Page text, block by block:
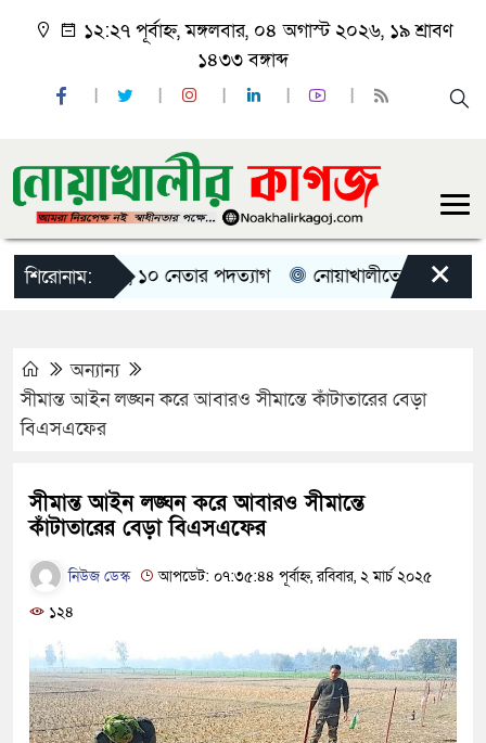
১২:২৭ পূর্বাহ্ন, মঙ্গলবার, ০৪ অগাস্ট ২০২৬, ১৯ শ্রাবণ
১৪৩৩ বঙ্গাব্দ
শিরোনাম:
বিক্ষোভ, ১০ নেতার পদত্যাগ নোয়াখালীতে মাইক বাজিয়ে
×
অন্যান্য
সীমান্ত আইন লঙ্ঘন করে আবারও সীমান্তে কাঁটাতারের বেড়া
বিএসএফের
সীমান্ত আইন লঙ্ঘন করে আবারও সীমান্তে
কাঁটাতারের বেড়া বিএসএফের
নিউজ ডেস্ক
আপডেট: ০৭:৩৫:৪৪ পূর্বাহ্ন, রবিবার, ২ মার্চ ২০২৫
১২৪